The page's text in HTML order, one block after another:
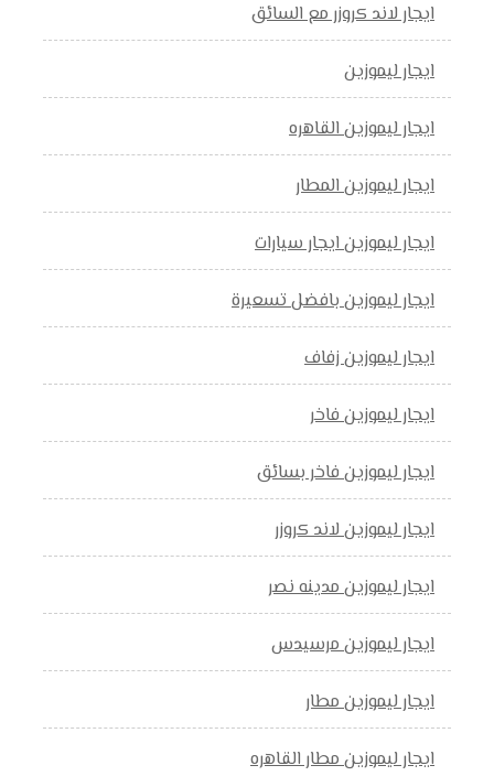
ايجار لاند كروزر مع السائق
ايجار ليموزين
ايجار ليموزين القاهره
ايجار ليموزين المطار
ايجار ليموزين ايجار سيارات
ايجار ليموزين بافضل تسعيرة
ايجار ليموزين زفاف
ايجار ليموزين فاخر
ايجار ليموزين فاخر بسائق
ايجار ليموزين لاند كروزر
ايجار ليموزين مدينه نصر
ايجار ليموزين مرسيدس
ايجار ليموزين مطار
ايجار ليموزين مطار القاهره